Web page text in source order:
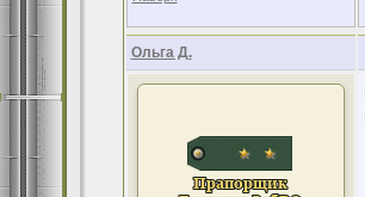
Ольга Д.